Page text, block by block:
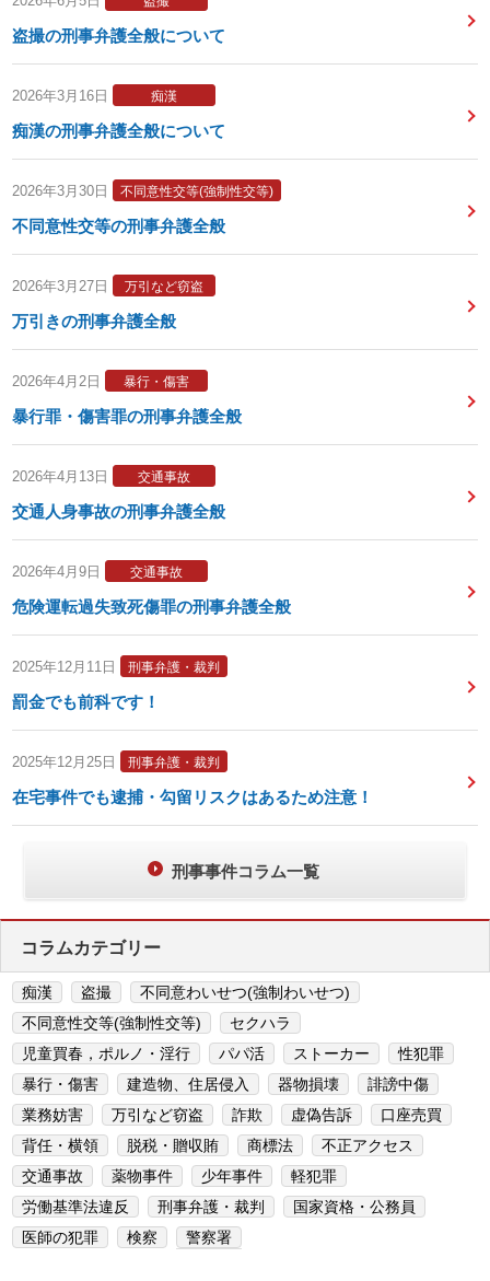
盗撮の刑事弁護全般について
2026年3月16日 痴漢
痴漢の刑事弁護全般について
2026年3月30日 不同意性交等(強制性交等)
不同意性交等の刑事弁護全般
2026年3月27日 万引など窃盗
万引きの刑事弁護全般
2026年4月2日 暴行・傷害
暴行罪・傷害罪の刑事弁護全般
2026年4月13日 交通事故
交通人身事故の刑事弁護全般
2026年4月9日 交通事故
危険運転過失致死傷罪の刑事弁護全般
2025年12月11日 刑事弁護・裁判
罰金でも前科です！
2025年12月25日 刑事弁護・裁判
在宅事件でも逮捕・勾留リスクはあるため注意！
刑事事件コラム一覧
コラムカテゴリー
痴漢 盗撮
不同意わいせつ(強制わいせつ)
不同意性交等(強制性交等)
セクハラ
児童買春，ポルノ・淫行
パパ活 ストーカー
性犯罪
暴行・傷害
建造物、住居侵入 器物損壊
誹謗中傷
業務妨害
万引など窃盗 詐欺 虚偽告訴
口座売買
背任・横領
脱税・贈収賄 商標法
不正アクセス
交通事故
薬物事件 少年事件
軽犯罪
労働基準法違反
刑事弁護・裁判
国家資格・公務員
医師の犯罪
検察 警察署